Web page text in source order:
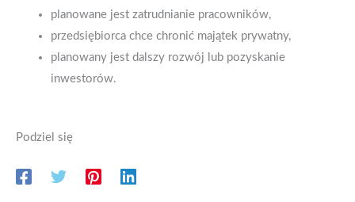
planowane jest zatrudnianie pracowników,
przedsiębiorca chce chronić majątek prywatny,
planowany jest dalszy rozwój lub pozyskanie
inwestorów.
Podziel się